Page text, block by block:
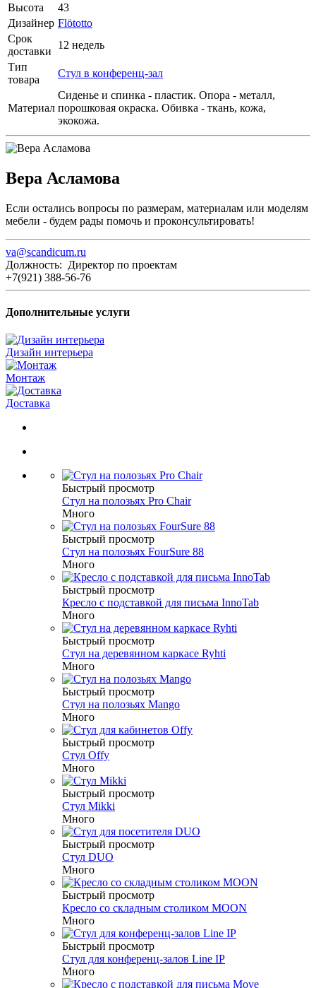
Высота
43
Дизайнер Flötotto
Срок
доставки
12 недель
Тип
товара
Стул в конференц-зал
Материал
Сиденье и спинка - пластик. Опора - металл,
порошковая окраска. Обивка - ткань, кожа,
экокожа.
Вера Асламова
Если остались вопросы по размерам, материалам или моделям
мебели - будем рады помочь и проконсультировать!
va@scandicum.ru
Должность: Директор по проектам
+7(921) 388-56-76
Дополнительные услуги
Дизайн интерьера
Монтаж
Доставка
Быстрый просмотр
Стул на полозьях Pro Chair
Много
Быстрый просмотр
Стул на полозьях FourSure 88
Много
Быстрый просмотр
Кресло с подставкой для письма InnoTab
Много
Быстрый просмотр
Стул на деревянном каркасе Ryhti
Много
Быстрый просмотр
Стул на полозьях Mango
Много
Быстрый просмотр
Стул Offy
Много
Быстрый просмотр
Стул Mikki
Много
Быстрый просмотр
Стул DUO
Много
Быстрый просмотр
Кресло со складным столиком MOON
Много
Быстрый просмотр
Стул для конференц-залов Line IP
Много